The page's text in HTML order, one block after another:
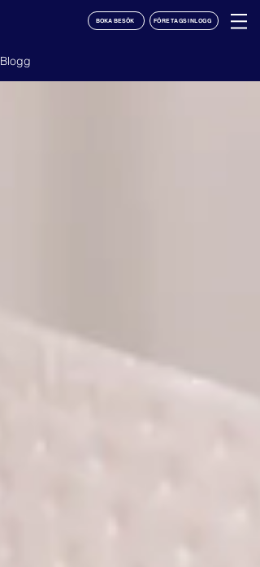
BOKA BESÖK FÖRETAGSINLOGG
Blogg